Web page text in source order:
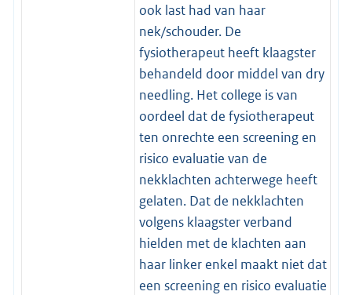
ook last had van haar
nek/schouder. De
fysiotherapeut heeft klaagster
behandeld door middel van dry
needling. Het college is van
oordeel dat de fysiotherapeut
ten onrechte een screening en
risico evaluatie van de
nekklachten achterwege heeft
gelaten. Dat de nekklachten
volgens klaagster verband
hielden met de klachten aan
haar linker enkel maakt niet dat
een screening en risico evaluatie